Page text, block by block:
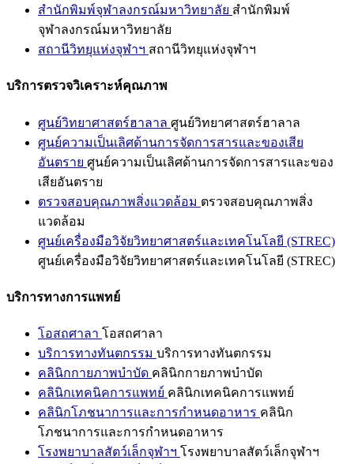
สำนักพิมพ์จุฬาลงกรณ์มหาวิทยาลัย สำนักพิมพ์
จุฬาลงกรณ์มหาวิทยาลัย
สถานีวิทยุแห่งจุฬาฯ สถานีวิทยุแห่งจุฬาฯ
บริการตรวจวิเคราะห์คุณภาพ
ศูนย์วิทยาศาสตร์ฮาลาล ศูนย์วิทยาศาสตร์ฮาลาล
ศูนย์ความเป็นเลิศด้านการจัดการสารและของเสีย
อันตราย ศูนย์ความเป็นเลิศด้านการจัดการสารและของ
เสียอันตราย
ตรวจสอบคุณภาพสิ่งแวดล้อม ตรวจสอบคุณภาพสิ่ง
แวดล้อม
ศูนย์เครื่องมือวิจัยวิทยาศาสตร์และเทคโนโลยี (STREC)
ศูนย์เครื่องมือวิจัยวิทยาศาสตร์และเทคโนโลยี (STREC)
บริการทางการแพทย์
โอสถศาลา โอสถศาลา
บริการทางทันตกรรม บริการทางทันตกรรม
คลินิกกายภาพบำบัด คลินิกกายภาพบำบัด
คลินิกเทคนิคการแพทย์ คลินิกเทคนิคการแพทย์
คลินิกโภชนาการและการกำหนดอาหาร คลินิก
โภชนาการและการกำหนดอาหาร
โรงพยาบาลสัตว์เล็กจุฬาฯ โรงพยาบาลสัตว์เล็กจุฬาฯ